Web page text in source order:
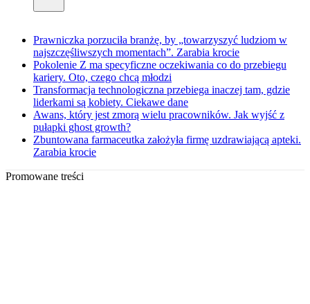
Prawniczka porzuciła branżę, by „towarzyszyć ludziom w
najszczęśliwszych momentach”. Zarabia krocie
Pokolenie Z ma specyficzne oczekiwania co do przebiegu
kariery. Oto, czego chcą młodzi
Transformacja technologiczna przebiega inaczej tam, gdzie
liderkami są kobiety. Ciekawe dane
Awans, który jest zmorą wielu pracowników. Jak wyjść z
pułapki ghost growth?
Zbuntowana farmaceutka założyła firmę uzdrawiającą apteki.
Zarabia krocie
Promowane treści